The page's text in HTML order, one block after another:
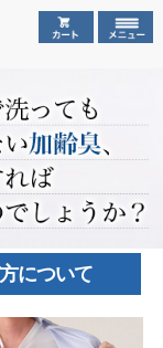
について